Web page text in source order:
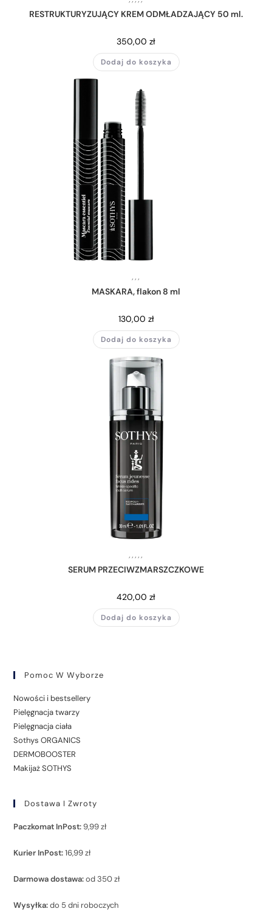
RESTRUKTURYZUJĄCY KREM ODMŁADZAJĄCY 50 ml.
350,00 zł
Dodaj do koszyka
, , ,
MASKARA, flakon 8 ml
130,00 zł
Dodaj do koszyka
,,,,,
SERUM PRZECIWZMARSZCZKOWE
420,00 zł
Dodaj do koszyka
Pomoc W Wyborze
Nowości i bestsellery
Pielęgnacja twarzy
Pielęgnacja ciała
Sothys ORGANICS
DERMOBOOSTER
Makijaż SOTHYS
Dostawa I Zwroty
Paczkomat InPost:9,99 zł
Kurier InPost:16,99 zł
Darmowa dostawa:od 350 zł
Wysyłka:do 5 dni roboczych